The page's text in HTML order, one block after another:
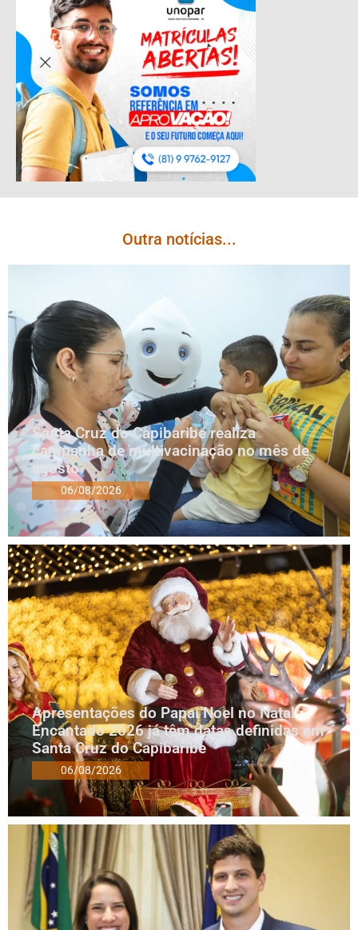
Outra notícias...
Santa Cruz do Capibaribe realiza
campanha de multivacinação no mês de
agosto
06/08/2026
Apresentações do Papai Noel no Natal
Encantado 2026 já têm datas definidas em
Santa Cruz do Capibaribe
06/08/2026